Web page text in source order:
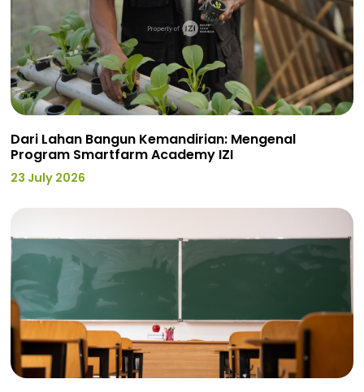
Dari Lahan Bangun Kemandirian: Mengenal
Program Smartfarm Academy IZI
23 July 2026